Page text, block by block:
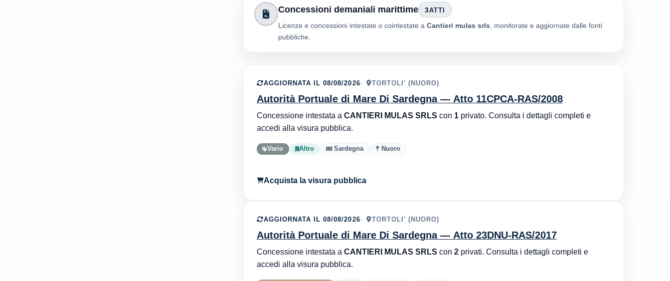
Concessioni demaniali marittime 3ATTI
Licenze e concessioni intestate o cointestate aCantieri mulas srls , monitorate e aggiornate dalle fonti
pubbliche.
AGGIORNATA IL 08/08/2026 TORTOLI' (NUORO)
Autorità Portuale di Mare Di Sardegna — Atto 11CPCA-RAS/2008
Concessione intestata a CANTIERI MULAS SRLS con 1privato. Consulta i dettagli completi e
accedi alla visura pubblica.
Vario Altro Sardegna Nuoro
Acquista la visura pubblica
AGGIORNATA IL 08/08/2026 TORTOLI' (NUORO)
Autorità Portuale di Mare Di Sardegna — Atto 23DNU-RAS/2017
Concessione intestata a CANTIERI MULAS SRLS con 2privati. Consulta i dettagli completi e
accedi alla visura pubblica.